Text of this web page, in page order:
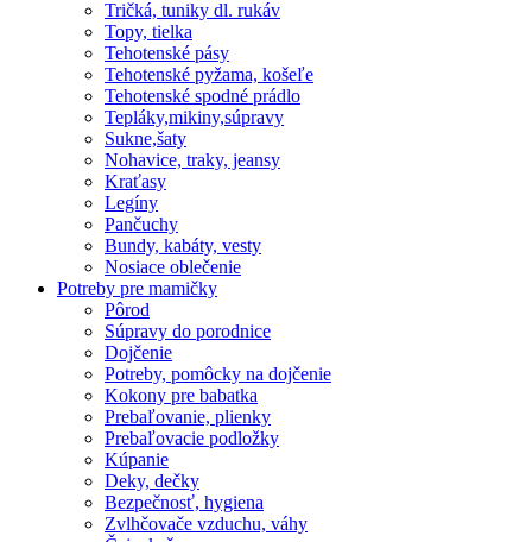
Tričká, tuniky dl. rukáv
Topy, tielka
Tehotenské pásy
Tehotenské pyžama, košeľe
Tehotenské spodné prádlo
Tepláky,mikiny,súpravy
Sukne,šaty
Nohavice, traky, jeansy
Kraťasy
Legíny
Pančuchy
Bundy, kabáty, vesty
Nosiace oblečenie
Potreby pre mamičky
Pôrod
Súpravy do porodnice
Dojčenie
Potreby, pomôcky na dojčenie
Kokony pre babatka
Prebaľovanie, plienky
Prebaľovacie podložky
Kúpanie
Deky, dečky
Bezpečnosť, hygiena
Zvlhčovače vzduchu, váhy